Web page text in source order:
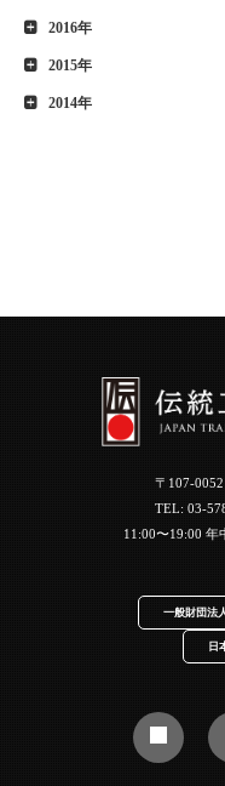
2016年
2015年
2014年
〒107-
TEL: 03-
11:00〜19:00 年
一般財団法
日